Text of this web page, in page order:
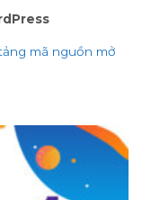
mã nguồn mở